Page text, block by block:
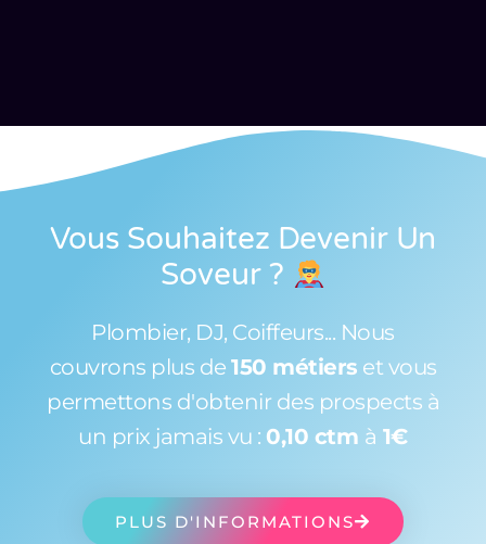
Vous Souhaitez Devenir Un
Soveur ?
Plombier, DJ, Coiffeurs... Nous
couvrons plus de 150 métiers et vous
permettons d'obtenir des prospects à
un prix jamais vu : 0,10 ctm à 1€
PLUS D'INFORMATIONS